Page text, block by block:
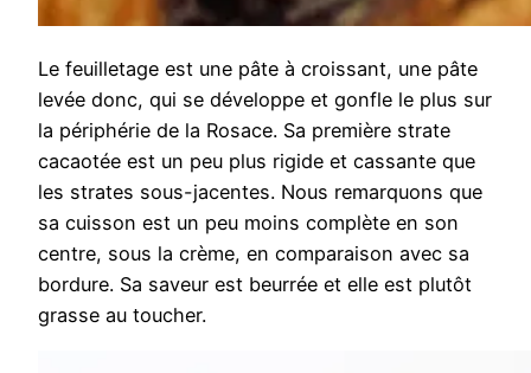
Le feuilletage est une pâte à croissant, une pâte
levée donc, qui se développe et gonfle le plus sur
la périphérie de la Rosace. Sa première strate
cacaotée est un peu plus rigide et cassante que
les strates sous-jacentes. Nous remarquons que
sa cuisson est un peu moins complète en son
centre, sous la crème, en comparaison avec sa
bordure. Sa saveur est beurrée et elle est plutôt
grasse au toucher.